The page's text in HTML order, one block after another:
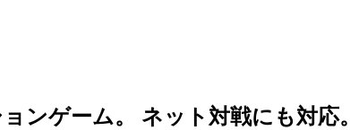
ンゲーム。 ネット対戦にも対応。